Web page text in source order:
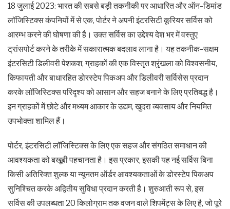
18 जुलाई 2023: भारत की सबसे बड़ी तकनीकी पर आधारित और ऑन-डिमांड
लॉजिस्टिक्स कंपनियों में से एक, पोर्टर ने अपनी इंटरसिटी कूरियर सर्विस को
आरम्भ करने की घोषणा की है। उक्त सर्विस का उद्देश्य देश भर में वस्तुए
ट्रांसपोर्ट करने के तरीके में सकारात्मक बदलाव लाना है। यह तकनीक-सक्षम
इंटरसिटी डिलीवरी पेशकश, ग्राहकों की एक विस्तृत श्रृंखला को विश्वसनीय,
किफायती और बाधारहित डोरस्टेप पिकअप और डिलीवरी सर्विसेस प्रदान
करके लॉजिस्टिक्स परिदृश्य को आसान और सहज बनाने के लिए प्रतिबद्ध है।
इन ग्राहकों में छोटे और मध्यम आकार के उद्यम, खुदरा व्यवसाय और नियमित
उपभोक्ता शामिल हैं।
पोर्टर, इंटरसिटी लॉजिस्टिक्स के लिए एक सहज और संगठित समाधान की
आवश्यकता को बखूबी पहचानता है। इस प्रकार, इसकी यह नई सर्विस बिना
किसी अतिरिक्त शुल्क या न्यूनतम ऑर्डर आवश्यकताओं के डोरस्टेप पिकअप
सुनिश्चित करके अद्वितीय सुविधा प्रदान करती है। शुरुआती रूप से, इस
सर्विस की उपलब्धता 20 किलोग्राम तक वजन वाले शिपमेंट्स के लिए है, जो पूरे